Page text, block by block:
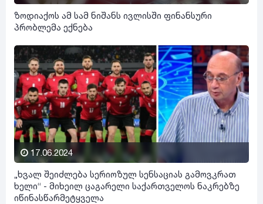
ზოდიაქოს ამ სამ ნიშანს ივლისში ფინანსური
პრობლემა ექნება
17.06.2024
„ხვალ შეიძლება სერიოზულ სენსაციას გამოვკრათ
ხელი“ - მიხეილ ცაგარელი საქართველოს ნაკრებზე
იწინასწარმეტყველა